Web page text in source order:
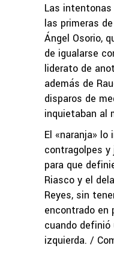
Las
las primeras
Ángel Osorio,
de igualarse
liderato de
además de
disparos de
inquietaban al
El «naranja»
contragolpes y
para que
Riasco y el
Reyes, sin
encontrado en
cuando
izquierda. /